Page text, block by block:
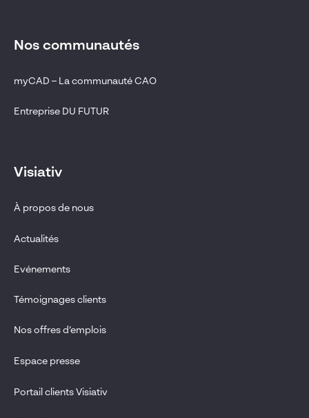
Nos communautés
myCAD – La communauté CAO
Entreprise DU FUTUR
Visiativ
À propos de nous
Actualités
Evénements
Témoignages clients
Nos offres d’emplois
Espace presse
Portail clients Visiativ